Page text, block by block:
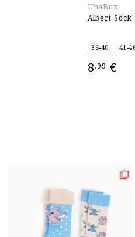
UnaBux
Albert Sock
36-40 41-
8,99 €